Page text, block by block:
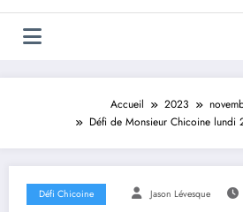
Accueil 2023
Défi de Monsieur Chicoine lundi
Défi Chicoine Jason Lévesque